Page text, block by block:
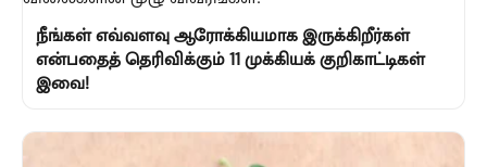
நீங்கள் எவ்வளவு ஆரோக்கியமாக இருக்கிறீர்கள்
என்பதைத் தெரிவிக்கும் 11 முக்கியக் குறிகாட்டிகள்
இவை!